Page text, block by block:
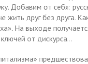
Добавим от себя:
жить друг без друга.
На выходе
от дискурса…